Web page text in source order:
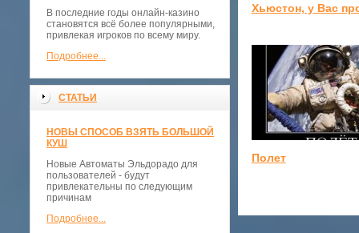
В последние годы онлайн-казино
становятся всё более популярными,
привлекая игроков по всему миру.
Подробнее...
СТАТЬИ
НОВЫ СПОСОБ ВЗЯТЬ БОЛЬШОЙ
КУШ
Новые Автоматы Эльдорадо для
пользователей - будут
привлекательны по следующим
причинам
Подробнее...
Хьюстон, у Вас
Полет